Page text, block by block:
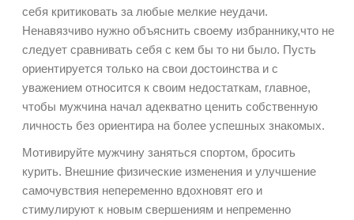
себя критиковать за любые мелкие неудачи.
Ненавязчиво нужно объяснить своему избраннику,что не
следует сравнивать себя с кем бы то ни было. Пусть
ориентируется только на свои достоинства и с
уважением относится к своим недостаткам, главное,
чтобы мужчина начал адекватно ценить собственную
личность без ориентира на более успешных знакомых.
Мотивируйте мужчину заняться спортом, бросить
курить. Внешние физические изменения и улучшение
самочувствия непеременно вдохновят его и
стимулируют к новым свершениям и непременно